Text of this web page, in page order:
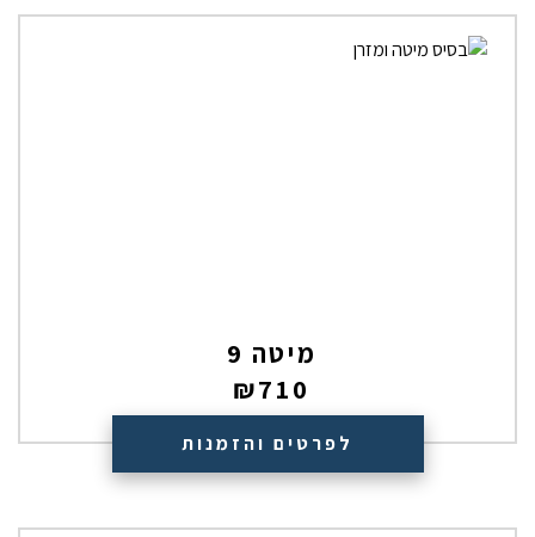
מיטה 9
₪710
לפרטים והזמנות